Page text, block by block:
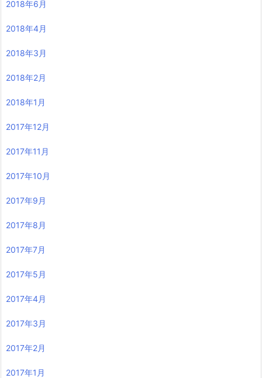
2018年6月
2018年4月
2018年3月
2018年2月
2018年1月
2017年12月
2017年11月
2017年10月
2017年9月
2017年8月
2017年7月
2017年5月
2017年4月
2017年3月
2017年2月
2017年1月